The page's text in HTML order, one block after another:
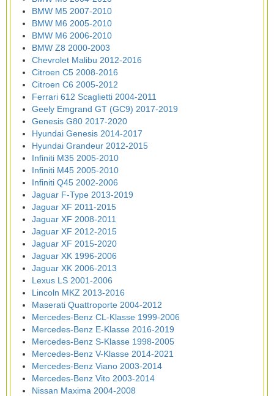
BMW M5 2007-2010
BMW M6 2005-2010
BMW M6 2006-2010
BMW Z8 2000-2003
Chevrolet Malibu 2012-2016
Citroen C5 2008-2016
Citroen C6 2005-2012
Ferrari 612 Scaglietti 2004-2011
Geely Emgrand GT (GC9) 2017-2019
Genesis G80 2017-2020
Hyundai Genesis 2014-2017
Hyundai Grandeur 2012-2015
Infiniti M35 2005-2010
Infiniti M45 2005-2010
Infiniti Q45 2002-2006
Jaguar F-Type 2013-2019
Jaguar XF 2011-2015
Jaguar XF 2008-2011
Jaguar XF 2012-2015
Jaguar XF 2015-2020
Jaguar XK 1996-2006
Jaguar XK 2006-2013
Lexus LS 2001-2006
Lincoln MKZ 2013-2016
Maserati Quattroporte 2004-2012
Mercedes-Benz CL-Klasse 1999-2006
Mercedes-Benz E-Klasse 2016-2019
Mercedes-Benz S-Klasse 1998-2005
Mercedes-Benz V-Klasse 2014-2021
Mercedes-Benz Viano 2003-2014
Mercedes-Benz Vito 2003-2014
Nissan Maxima 2004-2008